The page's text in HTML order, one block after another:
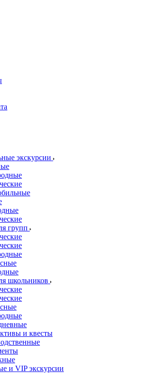
экскурсии
групп
школьников
и квесты
и VIP экскурсии